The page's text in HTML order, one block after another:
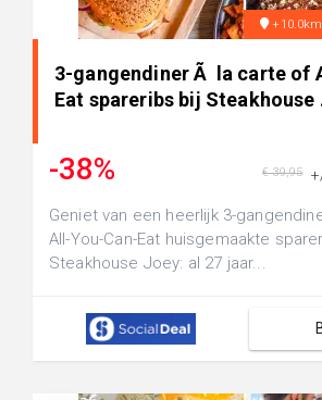
3-gangendiner Ã la carte of
Eat spareribs bij Steakhouse
-38% € 39,95
Geniet van een heerlijk 3-
All-You-Can-Eat huisgemaakte
Steakhouse Joey: al 27 jaar...